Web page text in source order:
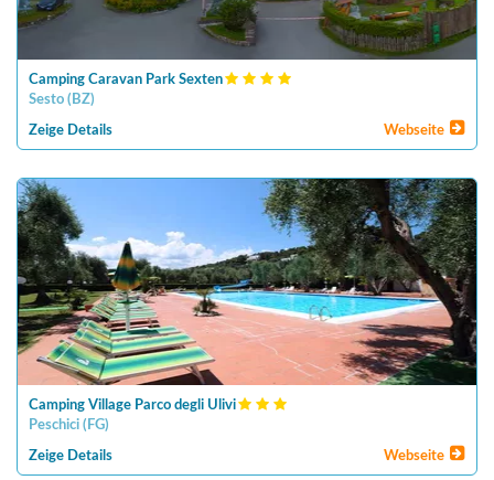
Camping Caravan Park Sexten
Sesto ( BZ)
Zeige Details Webseite
Camping Village Parco degli Ulivi
Peschici ( FG)
Zeige Details Webseite